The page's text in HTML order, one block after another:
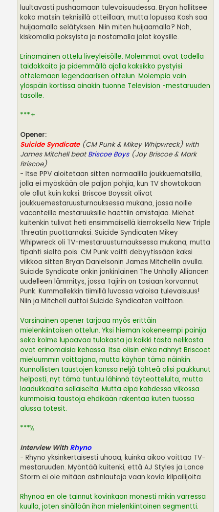
luultavasti pushaamaan tulevaisuudessa. Bryan hallitsee
koko matsin teknisillä otteillaan, mutta lopussa Kash saa
huijaamalla selätyksen. Niin miten huijaamalla? Noh,
kiskomalla pöksyistä ja nostamalla jalat köysille.
Erinomainen ottelu liveyleisölle. Molemmat ovat todella
taidokkaita ja pidemmällä ajalla kaksikko pystyisi
ottelemaan legendaarisen ottelun. Molempia vain
ylöspäin kortissa ainakin tuonne Television -mestaruuden
tasolle.
***+
Opener:
Suicide Syndicate(CM Punk & Mikey Whipwreck) with
James Mitchell beatBriscoe Boys(Jay Briscoe & Mark
Briscoe)
- Itse PPV aloitetaan sitten normaalilla joukkuematsilla,
jolla ei myöskään ole paljon pohjia, kun TV showtakaan
ole ollut kuin kaksi. Briscoe Boyssit olivat
joukkuemestaruusturnauksessa mukana, jossa noille
vacanteille mestaruuksille haettiin omistajaa. Miehet
kuitenkin tulivat heti ensimmäisellä kierroksella New Triple
Threatin puottamaksi. Suicide Syndicaten Mikey
Whipwreck oli TV-mestaruusturnauksessa mukana, mutta
tipahti sieltä pois. CM Punk voitti debyytissään kaksi
viikkoa sitten Bryan Danielsonin James Mitchellin avulla.
Suicide Syndicate onkin jonkinlainen The Unholly Alliancen
uudelleen lämmitys, jossa Tajirin on tosiaan korvannut
Punk. Kummallekkin tiimillä luvassa valoisa tulevaisuus!
Niin ja Mitchell auttoi Suicide Syndicaten voittoon.
Varsinainen opener tarjoaa myös erittäin
mielenkiintoisen ottelun. Yksi hieman kokeneempi painija
sekä kolme lupaavaa tulokasta ja kaikki tästä nelikosta
ovat erinomaisia kehässä. Itse olisin ehkä nähnyt Briscoet
mieluummin voittajana, mutta käyhän tämä näinkin.
Kunnollisten taustojen kanssa neljä tähteä olisi paukkunut
helposti, nyt tämä tuntuu lähinnä täyteottelulta, mutta
laadukkaalta sellaiselta. Mutta eipä kahdessa viikossa
kummoisia taustoja ehdikään rakentaa kuten tuossa
alussa totesit.
***½
Interview With Rhyno
- Rhyno yksinkertaisesti uhoaa, kuinka aikoo voittaa TV-
mestaruuden. Myöntää kuitenki, että AJ Styles ja Lance
Storm ei ole mitään astinlautoja vaan kovia kilpailijoita.
Rhynoa en ole tainnut kovinkaan monesti mikin varressa
kuulla, joten sinällään ihan mielenkiintoinen segmentti.